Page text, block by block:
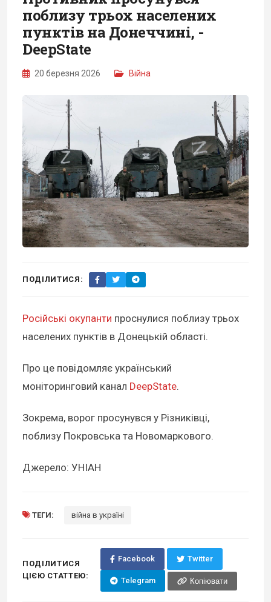
поблизу трьох населених
пунктів на Донеччині, -
DeepState
20 березня 2026 Війна
ПОДІЛИТИСЯ:
Російські окупанти проснулися поблизу трьох
населених пунктів в Донецькій області.
Про це повідомляє український
моніторинговий канал DeepState.
Зокрема, ворог просунувся у Різниківці,
поблизу Покровська та Новомаркового.
Джерело: УНІАН
ТЕГИ: війна в україні
ПОДІЛИТИСЯ
ЦІЄЮ СТАТТЕЮ:
Facebook Twitter
Telegram Копіювати